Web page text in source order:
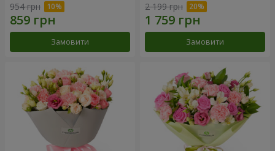
954 грн
Замовити
2 199 грн
Замовити